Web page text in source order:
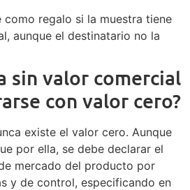
como regalo si la muestra tiene
aunque el destinatario no la
sin valor comercial
con valor cero?
existe el valor cero. Aunque
por ella, se debe declarar el
mercado del producto por
y de control, especificando en